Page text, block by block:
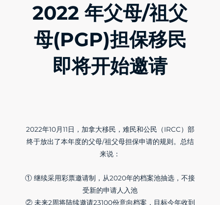
2022 年父母/祖父
母(PGP)担保移民
即将开始邀请
2022年10月11日，加拿大移民，难民和公民（IRCC）部
终于放出了本年度的父母/祖父母担保申请的规则。总结
来说：
① 继续采用彩票邀请制，从2020年的档案池抽选，不接
受新的申请人入池
② 未来2周将陆续邀请23100份意向档案，目标今年收到